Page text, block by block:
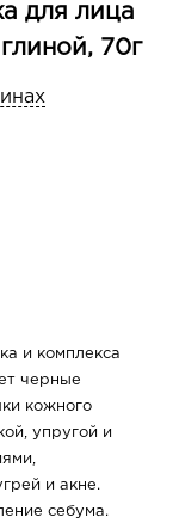
для лица
70г
и комплекса
черные
кожного
упругой и
и акне.
себума.